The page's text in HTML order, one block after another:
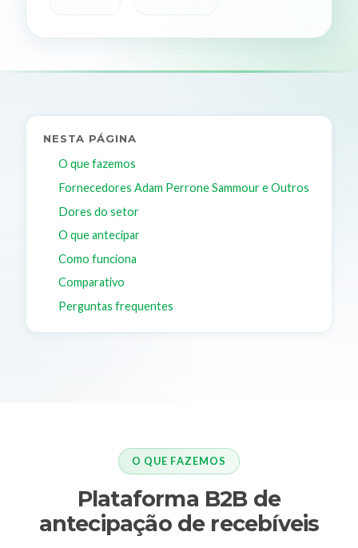
NESTA PÁGINA
O que fazemos
Fornecedores Adam Perrone Sammour e Outros
Dores do setor
O que antecipar
Como funciona
Comparativo
Perguntas frequentes
O QUE FAZEMOS
Plataforma B2B de
antecipação de recebíveis